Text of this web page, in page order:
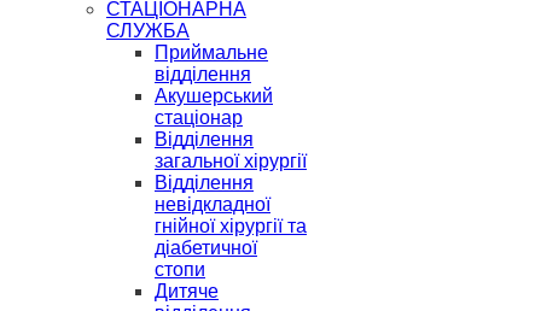
СТАЦІОНАРНА
СЛУЖБА
Приймальне
відділення
Акушерський
стаціонар
Відділення
загальної хірургії
Відділення
невідкладної
гнійної хірургії та
діабетичної
стопи
Дитяче